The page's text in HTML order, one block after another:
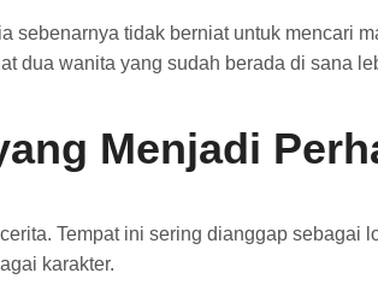
sebenarnya tidak berniat untuk mencari
dua wanita yang sudah berada di sana
Menjadi
Tempat ini sering dianggap
karakter.